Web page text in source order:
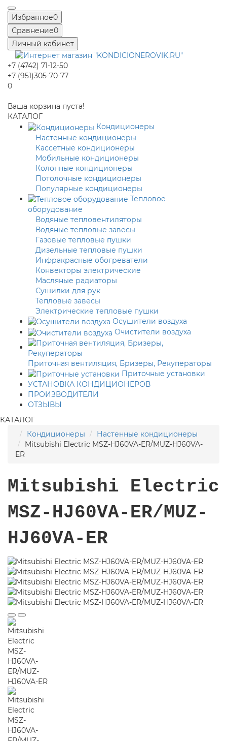
Избранное0
Сравнение0
Личный кабинет
+7 (4742) 71-12-50
+7 (951)305-70-77
0
Ваша корзина пуста!
КАТАЛОГ
Кондиционеры
Настенные кондиционеры
Кассетные кондиционеры
Мобильные кондиционеры
Колонные кондиционеры
Потолочные кондиционеры
Популярные кондиционеры
Тепловое
оборудование
Водяные тепловентиляторы
Водяные тепловые завесы
Газовые тепловые пушки
Дизельные тепловые пушки
Инфракрасные обогреватели
Конвекторы электрические
Масляные радиаторы
Сушилки для рук
Тепловые завесы
Электрические тепловые пушки
Осушители воздуха
Очистители воздуха
Приточная вентиляция, Бризеры, Рекуператоры
Приточные установки
УСТАНОВКА КОНДИЦИОНЕРОВ
ПРОИЗВОДИТЕЛИ
ОТЗЫВЫ
КАТАЛОГ
Кондиционеры
Настенные кондиционеры
Mitsubishi Electric MSZ-HJ60VA-ER/MUZ-HJ60VA-
ER
Mitsubishi Electric
MSZ-HJ60VA-ER/MUZ-
HJ60VA-ER